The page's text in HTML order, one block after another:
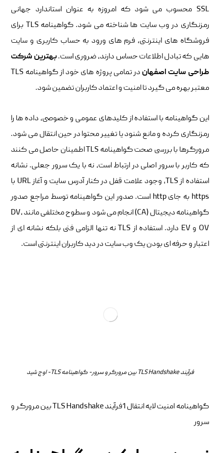
SSL محسوب می شود که امروزه به عنوان استاندارد جهانی
رمزنگاری در وب سایت ها شناخته می شود. گواهینامه TLS برای
فروشگاه های اینترنتی، فرم های ورود به حساب کاربری و سایت
هایی که تبادل اطلاعات حساس دارند، ضروری است.بهترین شرکت
طراحی سایت اصفهان
در تمامی پروژه های خود از گواهینامه TLS
معتبر بهره می گیرد تا امنیت و اعتماد کاربران تضمین شود.
این گواهینامه با استفاده از کلیدهای عمومی و خصوصی، داده ها را
رمزنگاری کرده و مانع شنود یا تغییر محتوا در حین انتقال می شود.
مرورگرها با بررسی صحت گواهینامه TLS اطمینان حاصل می کنند
که کاربر با سرور اصلی در ارتباط است، نه با یک سرور جعلی. نشانه
استفاده از TLS، وجود علامت قفل در کنار آدرس سایت و آغاز URL با
https به جای http است. صدور این گواهینامه توسط مراجع صدور
گواهینامه دیجیتال (CA) انجام می شود و سطوح مختلفی مانند DV،
OV و EV دارد. استفاده از TLS نه تنها الزامی فنی بلکه نشانه ای از
اعتبار و حرفه ای بودن یک وب سایت در دید کاربران اینترنتی است.
فرآیند TLS Handshake بین مرورگر و سرور- گواهینامه TLS- اوج شید
گواهینامه امنیت لایه انتقال 1فرآیند TLS Handshake بین مرورگر و
سرور